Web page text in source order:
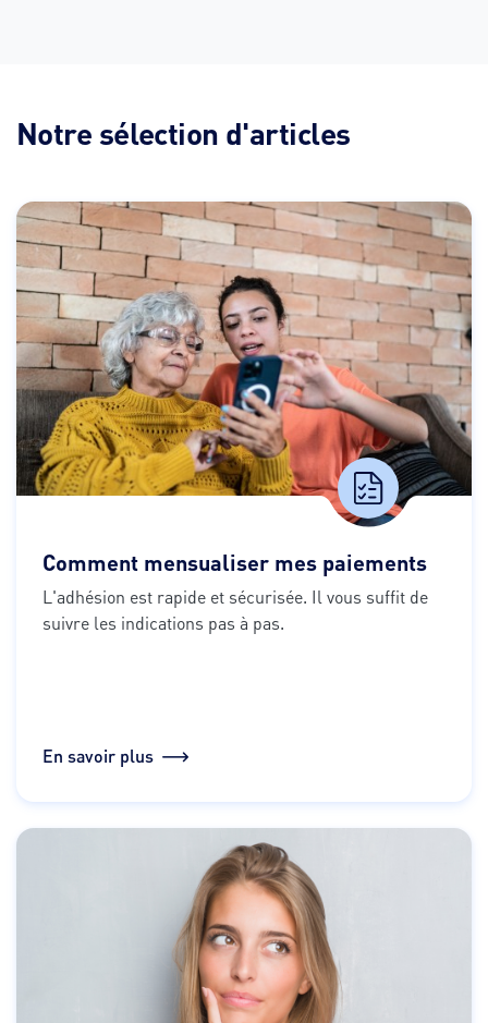
Notre sélection d'articles
Comment mensualiser mes paiements
L'adhésion est rapide et sécurisée. Il vous suffit de
suivre les indications pas à pas.
En savoir plus